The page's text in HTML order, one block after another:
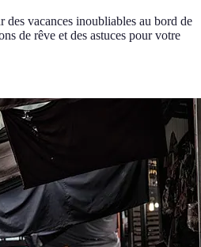
des vacances inoubliables au bord de
de rêve et des astuces pour votre